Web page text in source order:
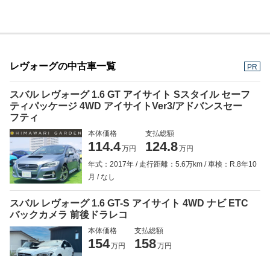
レヴォーグの中古車一覧 PR
スバル レヴォーグ 1.6 GT アイサイト Sスタイル セーフ
ティパッケージ 4WD アイサイトVer3/アドバンスセー
フティ
本体価格
114.4万円
支払総額
124.8万円
年式：2017年
走行距離：5.6万km
車検：R.8年10
月
なし
スバル レヴォーグ 1.6 GT-S アイサイト 4WD ナビ ETC
バックカメラ 前後ドラレコ
本体価格
154万円
支払総額
158万円